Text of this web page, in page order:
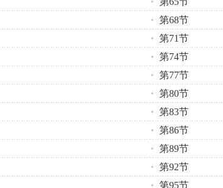
第68节
第71节
第74节
第77节
第80节
第83节
第86节
第89节
第92节
第95节